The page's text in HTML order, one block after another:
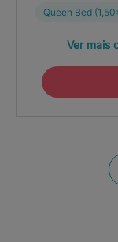
Queen Bed
Ver mais